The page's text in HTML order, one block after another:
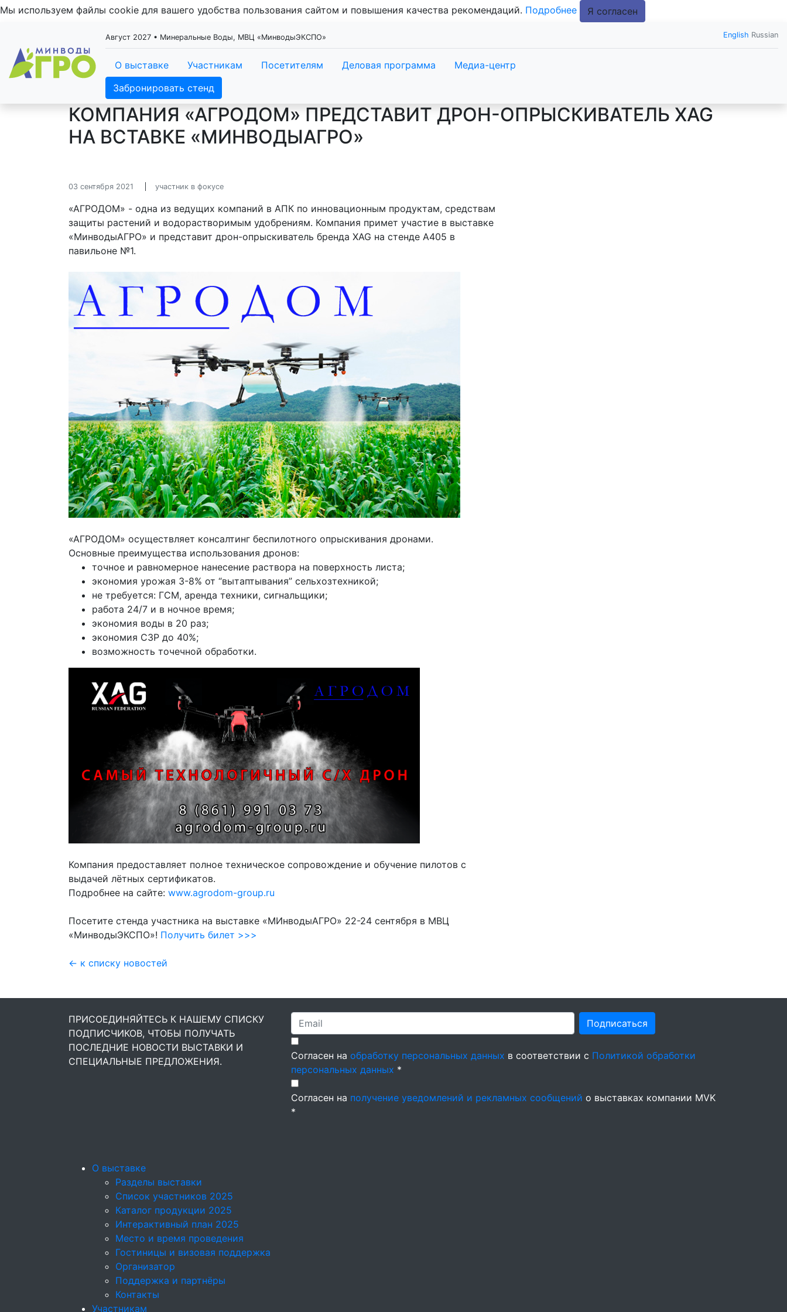
Мы используем файлы cookie для вашего удобства пользования сайтом и повышения качества рекомендаций. Подробнее Я согласен
Август 2027 • Минеральные Воды, МВЦ «МинводыЭКСПО» English Russian
О выставке Участникам Посетителям Деловая программа
Медиа-центр
Забронировать стенд
КОМПАНИЯ «АГРОДОМ» ПРЕДСТАВИТ ДРОН-ОПРЫСКИВАТЕЛЬ XAG
НА ВСТАВКЕ «МИНВОДЫАГРО»
03 сентября 2021 участник в фокусе
«АГРОДОМ» - одна из ведущих компаний в АПК по инновационным продуктам, средствам
защиты растений и водорастворимым удобрениям. Компания примет участие в выставке
«МинводыАГРО» и представит дрон-опрыскиватель бренда XAG на стенде А405 в
павильоне №1.
«АГРОДОМ» осуществляет консалтинг беспилотного опрыскивания дронами.
Основные преимущества использования дронов:
точное и равномерное нанесение раствора на поверхность листа;
экономия урожая 3-8% от “вытаптывания” сельхозтехникой;
не требуется: ГСМ, аренда техники, сигнальщики;
работа 24/7 и в ночное время;
экономия воды в 20 раз;
экономия СЗР до 40%;
возможность точечной обработки.
Компания предоставляет полное техническое сопровождение и обучение пилотов с
выдачей лётных сертификатов.
Подробнее на сайте: www.agrodom-group.ru
Посетите стенда участника на выставке «МИнводыАГРО» 22-24 сентября в МВЦ
«МинводыЭКСПО»! Получить билет >>>
← к списку новостей
ПРИСОЕДИНЯЙТЕСЬ К НАШЕМУ СПИСКУ
ПОДПИСЧИКОВ, ЧТОБЫ ПОЛУЧАТЬ
ПОСЛЕДНИЕ НОВОСТИ ВЫСТАВКИ И
СПЕЦИАЛЬНЫЕ ПРЕДЛОЖЕНИЯ.
Подписаться
Согласен на обработку персональных данных в соответствии с Политикой обработки
персональных данных *
Согласен на получение уведомлений и рекламных сообщений о выставках компании MVK
*
О выставке
Разделы выставки
Список участников 2025
Каталог продукции 2025
Интерактивный план 2025
Место и время проведения
Гостиницы и визовая поддержка
Организатор
Поддержка и партнёры
Контакты
Участникам